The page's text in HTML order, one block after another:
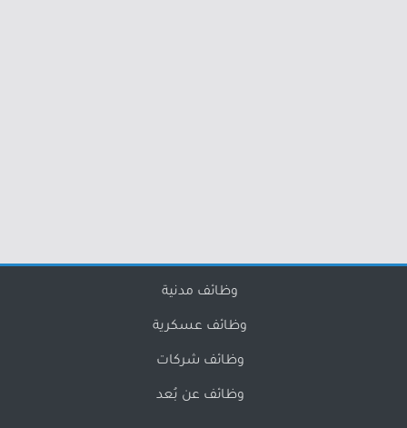
وظائف مدنية
وظائف عسكرية
وظائف شركات
وظائف عن بُعد